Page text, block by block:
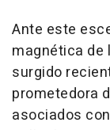
Ante este
magnética de
surgido
prometedora
asociados